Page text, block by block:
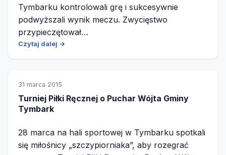
Tymbarku kontrolowali grę i sukcesywnie
podwyższali wynik meczu. Zwycięstwo
przypieczętował…
Czytaj dalej →
31 marca 2015
Turniej Piłki Ręcznej o Puchar Wójta Gminy
Tymbark
28 marca na hali sportowej w Tymbarku spotkali
się miłośnicy „szczypiorniaka”, aby rozegrać